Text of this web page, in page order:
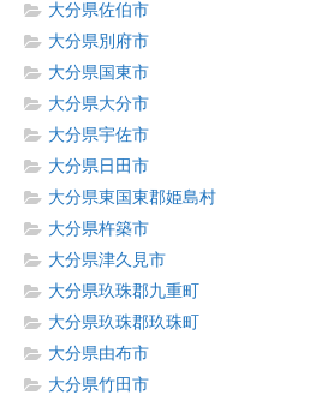
大分県佐伯市
大分県別府市
大分県国東市
大分県大分市
大分県宇佐市
大分県日田市
大分県東国東郡姫島村
大分県杵築市
大分県津久見市
大分県玖珠郡九重町
大分県玖珠郡玖珠町
大分県由布市
大分県竹田市